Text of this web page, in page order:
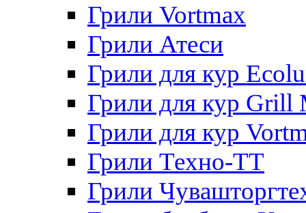
Грили Vortmax
Грили Атеси
Грили для кур
Грили для кур Grill
Грили для кур
Грили Техно-ТТ
Грили